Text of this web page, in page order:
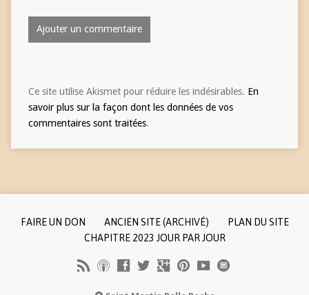
Ce site utilise Akismet pour réduire les indésirables. En
savoir plus sur la façon dont les données de vos
commentaires sont traitées.
FAIRE UN DON ANCIEN SITE (ARCHIVÉ)
PLAN DU SITE
CHAPITRE 2023 JOUR PAR JOUR